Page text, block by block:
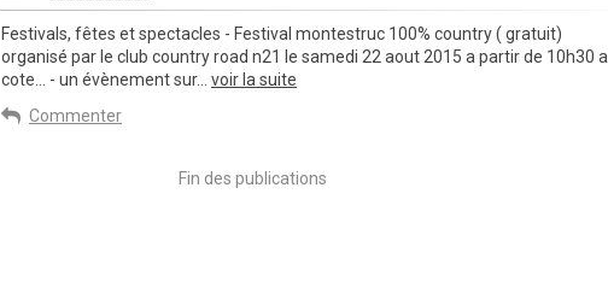
Festivals, fêtes et spectacles - Festival montestruc 100% country ( gratuit)
organisé par le club country road n21 le samedi 22 aout 2015 a partir de 10h30 a
cote... - un évènement sur... voir la suite
Commenter
Fin des publications